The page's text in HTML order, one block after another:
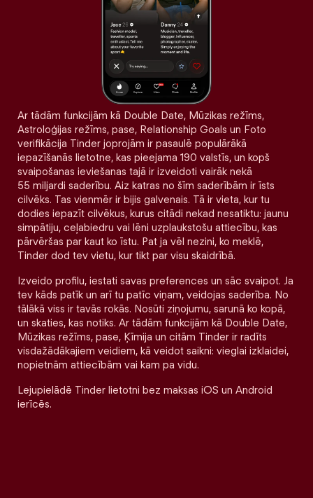
Ar tādām funkcijām kā Double Date, Mūzikas režīms,
Astroloģijas režīms, pase, Relationship Goals un Foto
verifikācija Tinder joprojām ir pasaulē populārākā
iepazīšanās lietotne, kas pieejama 190 valstīs, un kopš
svaipošanas ieviešanas tajā ir izveidoti vairāk nekā
55 miljardi saderību. Aiz katras no šīm saderībām ir īsts
cilvēks. Tas vienmēr ir bijis galvenais. Tā ir vieta, kur tu
dodies iepazīt cilvēkus, kurus citādi nekad nesatiktu: jaunu
simpātiju, ceļabiedru vai lēni uzplaukstošu attiecību, kas
pārvēršas par kaut ko īstu. Pat ja vēl nezini, ko meklē,
Tinder dod tev vietu, kur tikt par visu skaidrībā.
Izveido profilu, iestati savas preferences un sāc svaipot. Ja
tev kāds patīk un arī tu patīc viņam, veidojas saderība. No
tālākā viss ir tavās rokās. Nosūti ziņojumu, sarunā ko kopā,
un skaties, kas notiks. Ar tādām funkcijām kā Double Date,
Mūzikas režīms, pase, Ķīmija un citām Tinder ir radīts
visdažādākajiem veidiem, kā veidot saikni: vieglai izklaidei,
nopietnām attiecībām vai kam pa vidu.
Lejupielādē Tinder lietotni bez maksas iOS un Android
ierīcēs.